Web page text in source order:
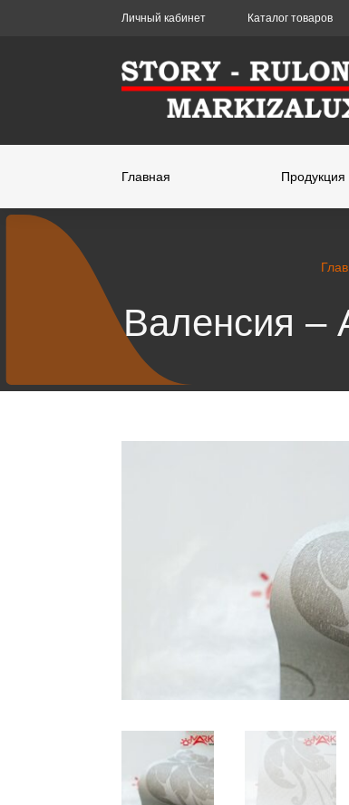
Личный кабинет Каталог товаров
Главная Продукция
Валенсия –